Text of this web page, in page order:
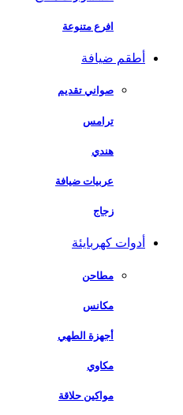
افرع متنوعة
أطقم ضيافة
صواني تقديم
ترامس
هندي
عربيات ضيافة
زجاج
أدوات كهربايئة
مطاحن
مكانس
أجهزة الطهي
مكاوي
مواكين حلاقة